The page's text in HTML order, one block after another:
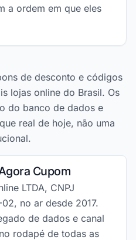
a ordem em que eles
de desconto e códigos
lojas online do Brasil. Os
do banco de dados e
real de hoje, não uma
Cupom
LTDA, CNPJ
no ar desde 2017.
de dados e canal
rodapé de todas as